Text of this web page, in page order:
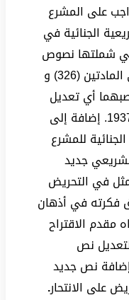
على المشرع
الجنائية في
شملتها نصوص
قانون العقوبات بالنص عليها في المادتين (326) و
يصبهما أي تعديل
منذ صدور قانون العقوبات سنة 1937. إضافة إلى
للمشرع
جديد
في التحريض
فكرته في أذهان
مقدم الاقتراح
نص
إضافة نص جديد
على الانتحار.